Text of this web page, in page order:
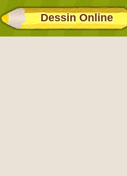
Dessin Online